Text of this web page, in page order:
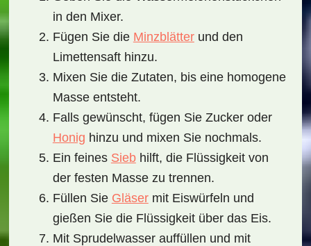
in den Mixer.
Fügen Sie die Minzblätterund den
Limettensaft hinzu.
Mixen Sie die Zutaten, bis eine homogene
Masse entsteht.
Falls gewünscht, fügen Sie Zucker oder
Honig hinzu und mixen Sie nochmals.
Ein feines Siebhilft, die Flüssigkeit von
der festen Masse zu trennen.
Füllen Sie Gläsermit Eiswürfeln und
gießen Sie die Flüssigkeit über das Eis.
Mit Sprudelwasser auffüllen und mit